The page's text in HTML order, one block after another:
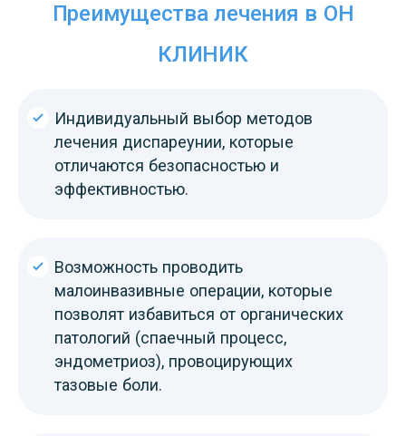
Преимущества лечения в ОН
КЛИНИК
Индивидуальный выбор методов
лечения диспареунии, которые
отличаются безопасностью и
эффективностью.
Возможность проводить
малоинвазивные операции, которые
позволят избавиться от органических
патологий (спаечный процесс,
эндометриоз), провоцирующих
тазовые боли.